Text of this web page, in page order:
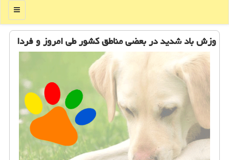
منو
وزش باد شدید در بعضی مناطق كشور طی امروز و فردا